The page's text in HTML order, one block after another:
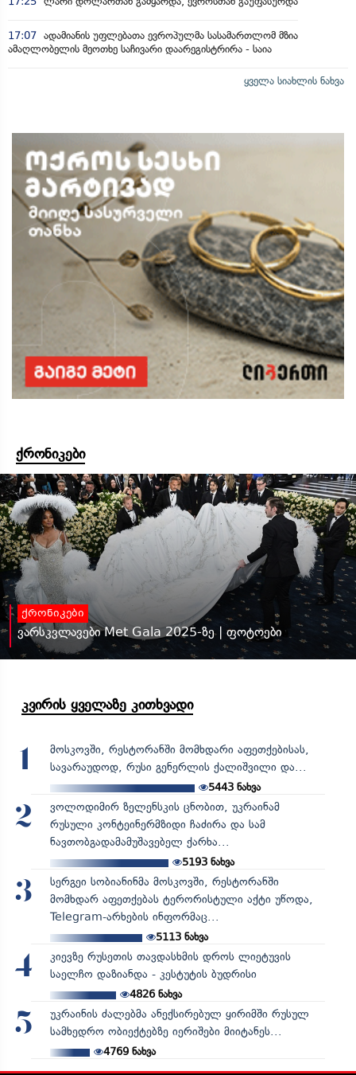
17:07 ადამიანის უფლებათა ევროპულმა სასამართლომ მზია
ამაღლობელის მეოთხე საჩივარი დაარეგისტრირა - საია
ყველა სიახლის ნახვა
ქრონიკები
ქრონიკები
ვარსკვლავები Met Gala 2025-ზე | ფოტოები
კვირის ყველაზე კითხვადი
1
მოსკოვში, რესტორანში მომხდარი აფეთქებისას,
სავარაუდოდ, რუსი გენერლის ქალიშვილი და...
5443 ნახვა
2
ვოლოდიმირ ზელენსკის ცნობით, უკრაინამ
რუსული კონტეინერმზიდი ჩაძირა და სამ
ნავთობგადამამუშავებელ ქარხა...
5193ნახვა
3
სერგეი სობიანინმა მოსკოვში, რესტორანში
მომხდარ აფეთქებას ტერორისტული აქტი უწოდა,
Telegram-არხების ინფორმაც...
5113ნახვა
4
კიევზე რუსეთის თავდასხმის დროს ლიეტუვის
საელჩო დაზიანდა - კესტუტის ბუდრისი
4826ნახვა
5
უკრაინის ძალებმა ანექსირებულ ყირიმში რუსულ
სამხედრო ობიექტებზე იერიშები მიიტანეს...
4769ნახვა